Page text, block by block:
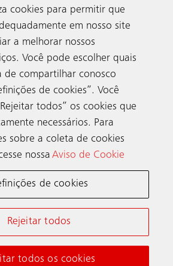
mundo
cookies para permitir que
em nosso site
a melhorar nossos
Você pode escolher quais
de compartilhar conosco
de cookies”. Você
todos” os cookies que
necessários. Para
sobre a coleta de cookies
nossa Aviso de Cookie
de cookies
Rejeitar todos
todos os cookies